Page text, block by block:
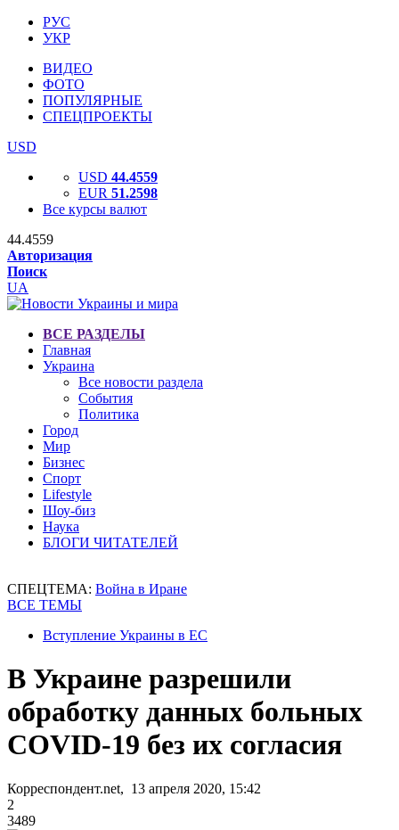
РУС
УКР
ВИДЕО
ФОТО
ПОПУЛЯРНЫЕ
СПЕЦПРОЕКТЫ
USD
USD 44.4559
EUR 51.2598
Все курсы валют
44.4559
Авторизация
Поиск
UA
ВСЕ РАЗДЕЛЫ
Главная
Украина
Все новости раздела
События
Политика
Город
Мир
Бизнес
Спорт
Lifestyle
Шоу-биз
Наука
БЛОГИ ЧИТАТЕЛЕЙ
СПЕЦТЕМА: Война в Иране
ВСЕ ТЕМЫ
Вступление Украины в ЕС
В Украине разрешили
обработку данных больных
COVID-19 без их согласия
Корреспондент.net, 13 апреля 2020, 15:42
2
3489